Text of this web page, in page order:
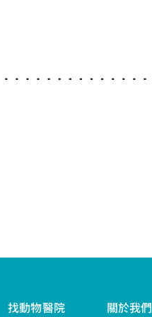
找動物醫院 關於我們